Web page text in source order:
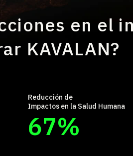
en el
KAVALAN?
Reducción de
Impactos en la Salud Humana
67%